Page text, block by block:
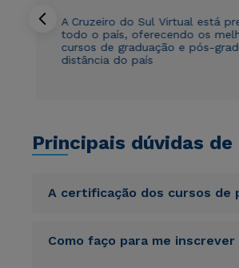
A Cruzeiro do Sul Virtual está
todo o país, oferecendo os
cursos de graduação e pós-
distância do país
Principais dúvidas
A certificação dos cursos de
totam rem aperiam, eaque ipsa
Como faço para me